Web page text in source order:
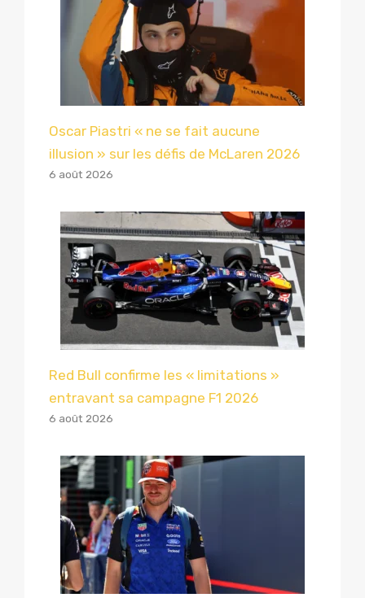
Oscar Piastri « ne se fait aucune
illusion » sur les défis de McLaren 2026
6 août 2026
Red Bull confirme les « limitations »
entravant sa campagne F1 2026
6 août 2026